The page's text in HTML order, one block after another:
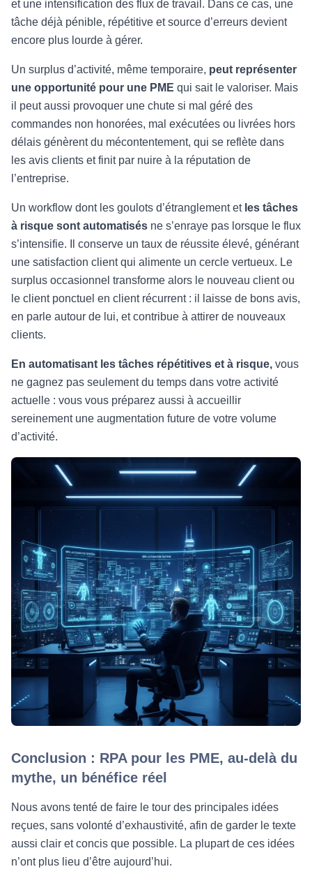
et une intensification des flux de travail. Dans ce cas, une
tâche déjà pénible, répétitive et source d’erreurs devient
encore plus lourde à gérer.
Un surplus d’activité, même temporaire, peut représenter
une opportunité pour une PME qui sait le valoriser. Mais
il peut aussi provoquer une chute si mal géré des
commandes non honorées, mal exécutées ou livrées hors
délais génèrent du mécontentement, qui se reflète dans
les avis clients et finit par nuire à la réputation de
l’entreprise.
Un workflow dont les goulots d’étranglement et les tâches
à risque sont automatisés ne s’enraye pas lorsque le flux
s’intensifie. Il conserve un taux de réussite élevé, générant
une satisfaction client qui alimente un cercle vertueux. Le
surplus occasionnel transforme alors le nouveau client ou
le client ponctuel en client récurrent : il laisse de bons avis,
en parle autour de lui, et contribue à attirer de nouveaux
clients.
En automatisant les tâches répétitives et à risque, vous
ne gagnez pas seulement du temps dans votre activité
actuelle : vous vous préparez aussi à accueillir
sereinement une augmentation future de votre volume
d’activité.
Conclusion : RPA pour les PME, au-delà du
mythe, un bénéfice réel
Nous avons tenté de faire le tour des principales idées
reçues, sans volonté d’exhaustivité, afin de garder le texte
aussi clair et concis que possible. La plupart de ces idées
n’ont plus lieu d’être aujourd’hui.